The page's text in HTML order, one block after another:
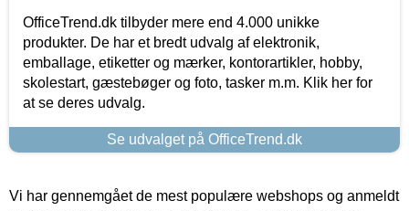
OfficeTrend.dk tilbyder mere end 4.000 unikke
produkter. De har et bredt udvalg af elektronik,
emballage, etiketter og mærker, kontorartikler, hobby,
skolestart, gæstebøger og foto, tasker m.m. Klik her for
at se deres udvalg.
Se udvalget på OfficeTrend.dk
Vi har gennemgået de mest populære webshops og anmeldt